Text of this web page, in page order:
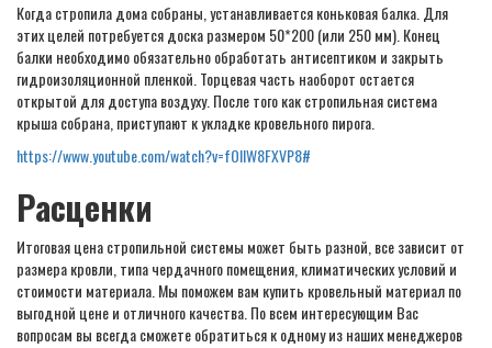
Когда стропила дома собраны, устанавливается коньковая балка. Для
этих целей потребуется доска размером 50*200 (или 250 мм). Конец
балки необходимо обязательно обработать антисептиком и закрыть
гидроизоляционной пленкой. Торцевая часть наоборот остается
открытой для доступа воздуху. После того как стропильная система
крыша собрана, приступают к укладке кровельного пирога.
https://www.youtube.com/watch?v=fOlIW8FXVP8#
Расценки
Итоговая цена стропильной системы может быть разной, все зависит от
размера кровли, типа чердачного помещения, климатических условий и
стоимости материала. Мы поможем вам купить кровельный материал по
выгодной цене и отличного качества. По всем интересующим Вас
вопросам вы всегда сможете обратиться к одному из наших менеджеров